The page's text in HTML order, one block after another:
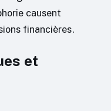
causent
financières.
et